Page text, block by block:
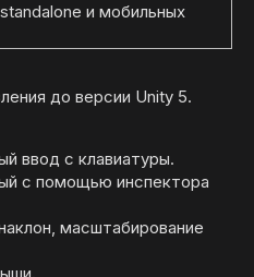
и мобильных
до версии Unity 5.
ввод с клавиатуры.
с помощью инспектора
масштабирование